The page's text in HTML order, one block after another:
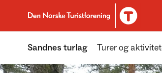
Til DNT.no forside
Sandnes turlag Turer og